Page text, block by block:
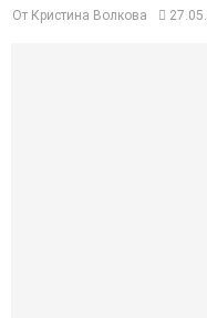
От Кристина Волкова